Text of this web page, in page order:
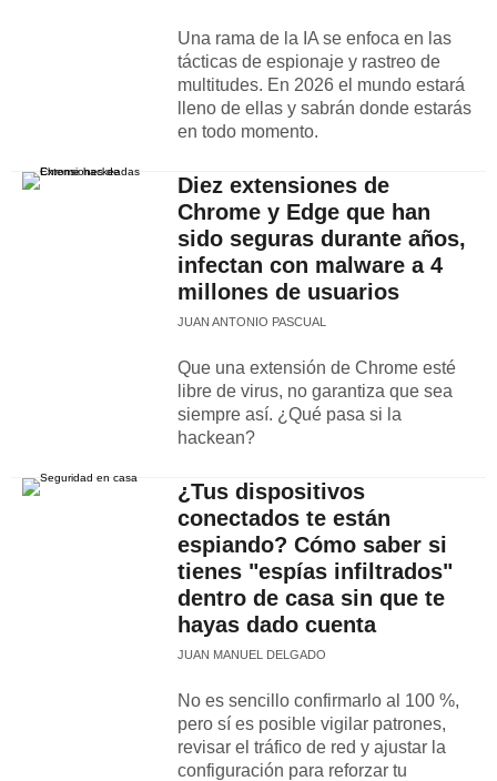
Una rama de la IA se enfoca en las
tácticas de espionaje y rastreo de
multitudes. En 2026 el mundo estará
lleno de ellas y sabrán donde estarás
en todo momento.
Diez extensiones de
Chrome y Edge que han
sido seguras durante años,
infectan con malware a 4
millones de usuarios
JUAN ANTONIO PASCUAL
Que una extensión de Chrome esté
libre de virus, no garantiza que sea
siempre así. ¿Qué pasa si la
hackean?
¿Tus dispositivos
conectados te están
espiando? Cómo saber si
tienes "espías infiltrados"
dentro de casa sin que te
hayas dado cuenta
JUAN MANUEL DELGADO
No es sencillo confirmarlo al 100 %,
pero sí es posible vigilar patrones,
revisar el tráfico de red y ajustar la
configuración para reforzar tu